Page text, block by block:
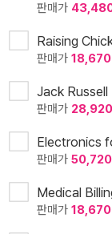
판매가
Raising
판매가 18,670
Jack
판매가 28,920
Electronics
판매가 50,720
Medical
판매가 18,670